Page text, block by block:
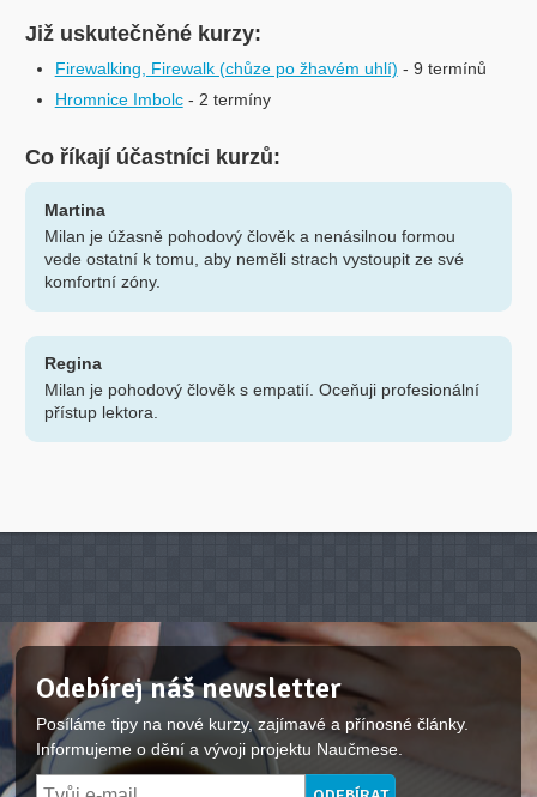
Již uskutečněné kurzy:
Firewalking, Firewalk (chůze po žhavém uhlí) - 9 termínů
Hromnice Imbolc - 2 termíny
Co říkají účastníci kurzů:
Martina
Milan je úžasně pohodový člověk a nenásilnou formou
vede ostatní k tomu, aby neměli strach vystoupit ze své
komfortní zóny.
Regina
Milan je pohodový člověk s empatií. Oceňuji profesionální
přístup lektora.
Odebírej náš newsletter
Posíláme tipy na nové kurzy, zajímavé a přínosné články.
Informujeme o dění a vývoji projektu Naučmese.